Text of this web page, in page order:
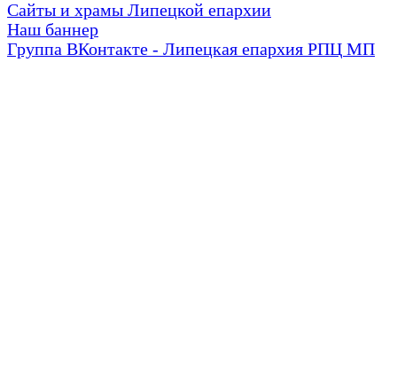
Сайты и храмы Липецкой епархии
Наш баннер
Группа ВКонтакте - Липецкая епархия РПЦ МП